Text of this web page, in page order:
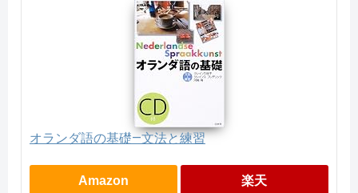
オランダ語の基礎―文法と練習
Amazon 楽天